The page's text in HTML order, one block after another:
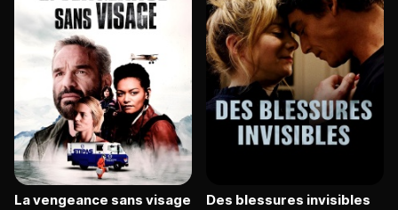
La vengeance sans visage Des blessures invisibles